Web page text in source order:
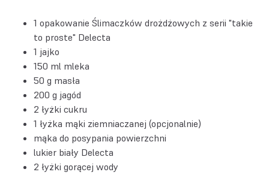
1 opakowanie Ślimaczków drożdżowych z serii "takie
to proste" Delecta
1 jajko
150 ml mleka
50 g masła
200 g jagód
2 łyżki cukru
1 łyżka mąki ziemniaczanej (opcjonalnie)
mąka do posypania powierzchni
lukier biały Delecta
2 łyżki gorącej wody